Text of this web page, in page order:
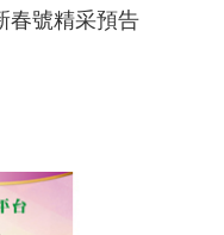
春號精采預告